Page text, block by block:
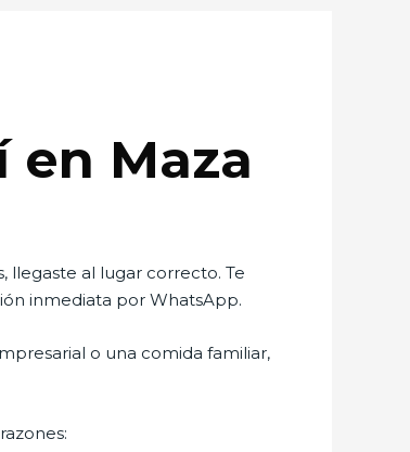
Maza
llegaste al lugar correcto. Te
inmediata por WhatsApp.
o una comida familiar,